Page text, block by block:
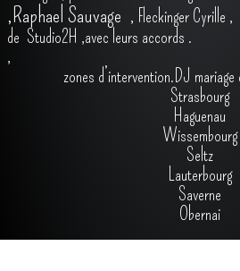
,Raphael Sauvage , Fleckinger Cyrille ,
de Studio2H ,avec leurs accords .
,
zones d’intervention.DJ
Strasbourg
Haguenau
Wissembourg
Seltz
Lauterbourg
Saverne
Obernai